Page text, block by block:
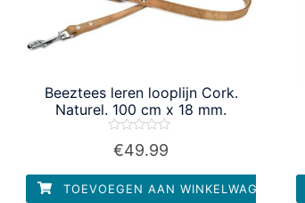
Beeztees leren looplijn Cork.
Naturel. 100 cm x 18 mm.
Waardering
0
5
€49.99
TOEVOEGEN AAN WINKELWAGEN